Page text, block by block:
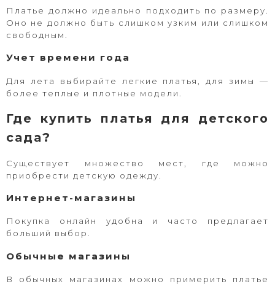
Платье должно идеально подходить по размеру.
Оно не должно быть слишком узким или слишком
свободным.
Учет времени года
Для лета выбирайте легкие платья, для зимы —
более теплые и плотные модели.
Где купить платья для детского
сада?
Существует множество мест, где можно
приобрести детскую одежду.
Интернет-магазины
Покупка онлайн удобна и часто предлагает
больший выбор.
Обычные магазины
В обычных магазинах можно примерить платье